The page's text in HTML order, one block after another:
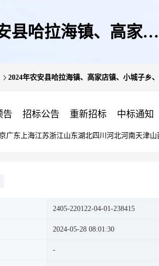
县哈拉海镇、高家店
2024年农安县哈拉海镇、高家店镇、小城子乡
告 招标公告 重新招标 中标通知
广东 上海江苏浙江山东湖北四川 河北河南天津山
2405-220122-04-01-238415
2024-05-28 08:01:30